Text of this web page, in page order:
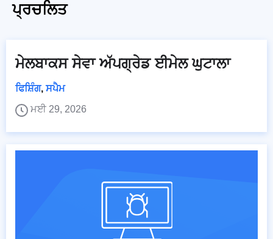
ਪ੍ਰਚਲਿਤ
ਮੇਲਬਾਕਸ ਸੇਵਾ ਅੱਪਗ੍ਰੇਡ ਈਮੇਲ ਘੁਟਾਲਾ
ਫਿਸ਼ਿੰਗ, ਸਪੈਮ
ਮਈ 29, 2026